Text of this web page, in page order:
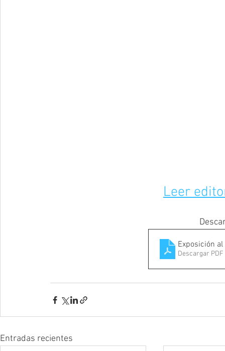
Leer
Exposición
Descargar PDF
Entradas recientes